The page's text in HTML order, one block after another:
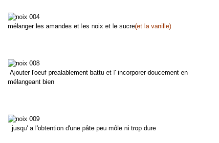
mélanger les amandes et les noix et le sucre(et la vanille)
Ajouter l'oeuf prealablement battu et l' incorporer doucement en
mélangeant bien
jusqu' a l'obtention d'une pâte peu môle ni trop dure